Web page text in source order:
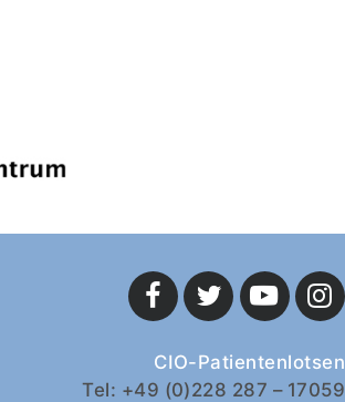
CIO-Patientenlotsen
Tel: +49 (0)228 287 – 17059